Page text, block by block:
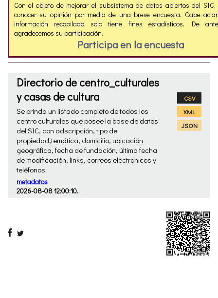
Con el objeto de mejorar el subsistema de datos abiertos del SIC,
conocer su opinión por medio de una breve encuesta. Cabe
información recopilada solo tiene fines estadísticos. De
agradecemos su participación.
Participa en la encuesta
Directorio de centro_culturales
y casas de cultura
Se brinda un listado completo de todos los
centro culturales que posee la base de datos
del SIC, con adscripción, tipo de
propiedad,temática, domicilio, ubicación
geográfica, fecha de fundación, última fecha
de modificación, links, correos electronicos y
teléfonos
metadatos
2026-08-08 12:00:10.
CSV
XML
JSON